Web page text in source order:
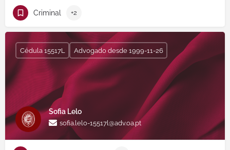
Criminal +2
Sofia Lelo
sofia.lelo-15517l@adv.oa.pt
Cédula 15517L Advogado desde 1999-11-26